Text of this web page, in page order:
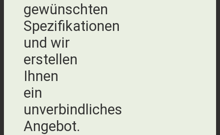
gewünschten
Spezifikationen
und wir
erstellen
Ihnen
ein
unverbindliches
Angebot.